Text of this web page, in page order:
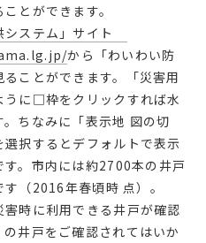
とができます。
システム」サイト
から「わいわい防
ことができます。「災害用
うに□枠をクリックすれば水
ちなみに「表示地 図の切
択するとデフォルトで表示
。市内には約2700本の井戸
（2016年春頃時 点）。
時に利用できる井戸が確認
井戸をご確認されてはいか